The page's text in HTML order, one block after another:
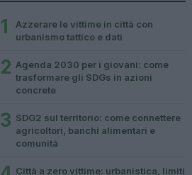
1
Azzerare le vittime in città con
urbanismo tattico e dati
2 Agenda 2030 per i giovani: come
trasformare gli SDGs in azioni
concrete
3 SDG2 sul territorio: come connettere
agricoltori, banchi alimentari e
comunità
Città a zero vittime: urbanistica, limiti